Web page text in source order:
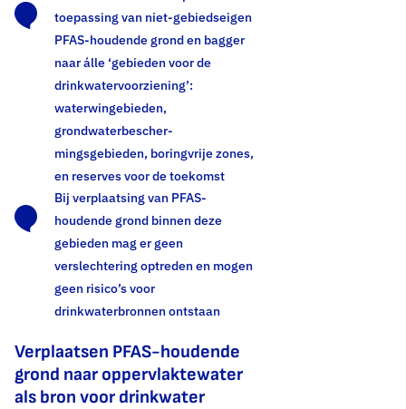
Waterwinning bestemd voor de drinkwaterproductie is een zeer
kwetsbare functie. De kwaliteit van onze drinkwaterbronnen staat
in toenemende mate onder druk; PFAS vormen hierbij een
belangrijk risico. PFAS zijn in lage concentraties wijdverspreid in
het milieu aanwezig. In 99% van de metingen in het
oppervlaktewater dat voor drinkwaterproductie wordt gebruikt
worden PFAS aangetroffen.
Drinkwaterbronnen
Drinkwaterbronnen en ondergrond
toepassing van niet-gebiedseigen
PFAS-houdende grond en bagger
naar álle ‘gebieden voor de
drinkwatervoorziening’:
waterwingebieden,
grondwaterbescher­
mingsgebieden, boringvrije zones,
en reserves voor de toekomst
Bij verplaatsing van PFAS-
houdende grond binnen deze
gebieden mag er geen
verslechtering optreden en mogen
geen risico’s voor
drinkwaterbronnen ontstaan
Verplaatsen PFAS-houdende
grond naar oppervlaktewater
als bron voor drinkwater